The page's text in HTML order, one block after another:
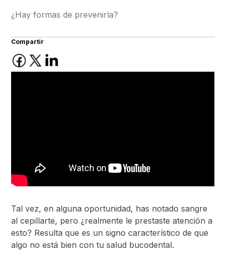
¿Hay formas de prevenirla?
Compartir
Tal vez, en alguna oportunidad, has notado sangre
al cepillarte, pero ¿realmente le prestaste atención a
esto? Resulta que es un signo característico de que
algo no está bien con tu salud bucodental.